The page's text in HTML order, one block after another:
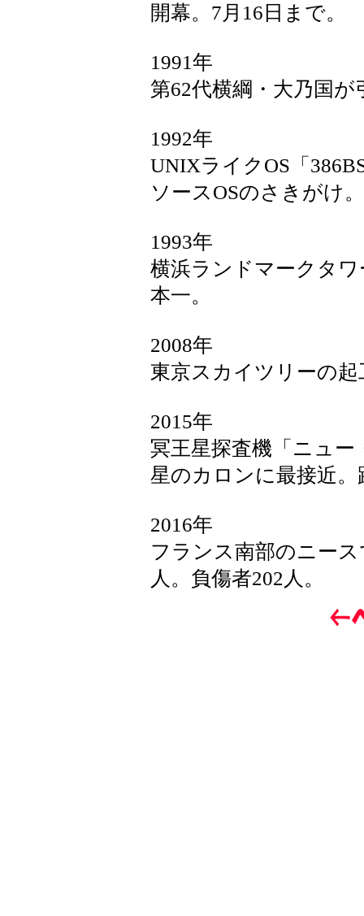
開幕。7月16日まで。
1991年
第62代横綱・大乃国が
1992年
UNIXライクOS「
ソースOSのさきがけ。
1993年
横浜ランドマークタ
本一。
2008年
東京スカイツリーの起
2015年
冥王星探査機「ニュ
星のカロンに最接近。
2016年
フランス南部のニー
人。負傷者202人。